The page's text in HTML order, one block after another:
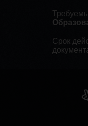
Срок